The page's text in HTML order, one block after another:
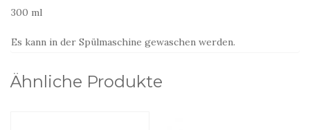
300 ml
Es kann in der Spülmaschine gewaschen werden.
Ähnliche Produkte